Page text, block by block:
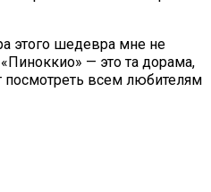
этого шедевра мне не
— это та дорама,
посмотреть всем любителям